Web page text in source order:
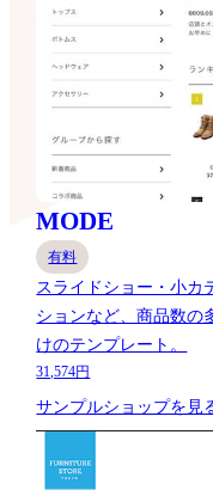
MODE
有料
スライドショー・小カ
ションなど、商品数の
けのテンプレート。
31,574円
サンプルショップを見